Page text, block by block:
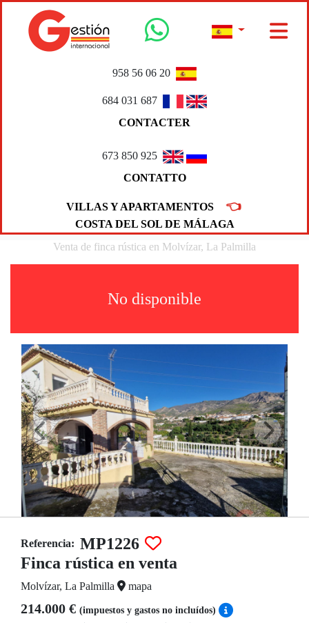
958 56 06 20
684 031 687
CONTACTER
673 850 925
CONTATTO
VILLAS Y APARTAMENTOS 👈
COSTA DEL SOL DE MÁLAGA
Venta de finca rústica en Molvízar, La Palmilla
No disponible
Referencia: MP1226
Finca rústica en venta
Molvízar, La Palmilla mapa
214.000 € (impuestos y gastos no incluídos)